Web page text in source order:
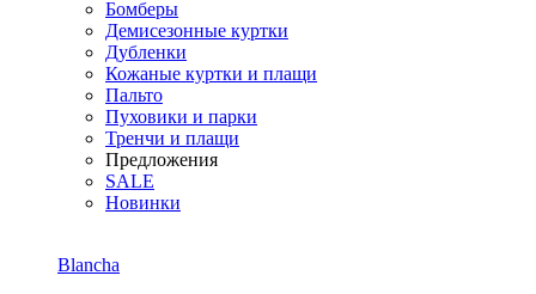
Бомберы
Демисезонные куртки
Дубленки
Кожаные куртки и плащи
Пальто
Пуховики и парки
Тренчи и плащи
Предложения
SALE
Новинки
Blancha